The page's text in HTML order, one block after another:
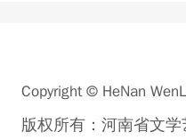
Copyright © HeNan
版权所有：河南省文